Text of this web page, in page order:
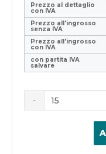
Prezzo al dettaglio
con IVA
Prezzo all'ingrosso
senza IVA
Prezzo all'ingrosso
con IVA
con partita IVA
salvare